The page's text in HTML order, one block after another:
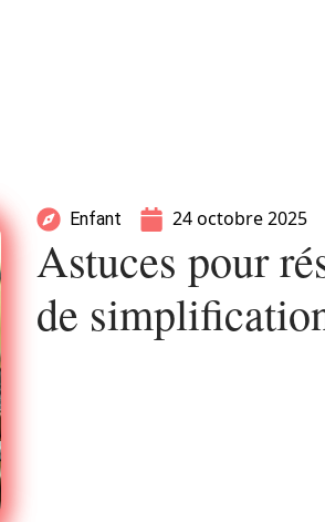
Enfant 24 octobre 2025
Astuces pour
de